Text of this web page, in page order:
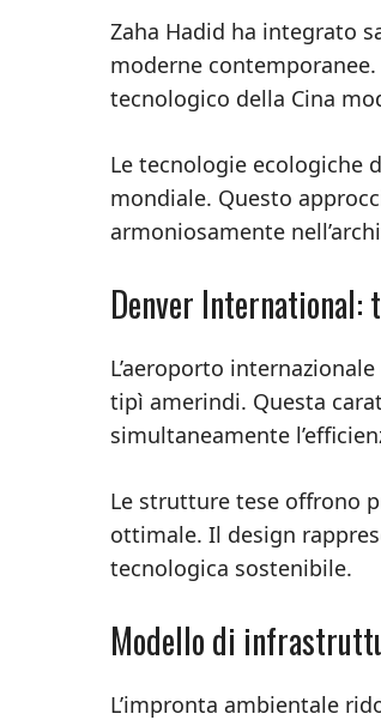
Zaha Hadid ha integrato
moderne
tecnologico della Cina
Le tecnologie ecologiche
mondiale. Questo
armoniosamente
Denver
L’aeroporto
tipì amerindi. Questa
simultaneamente
Le strutture tese offrono
ottimale. Il design
tecnologica sostenibile.
Modello di
L’impronta ambientale